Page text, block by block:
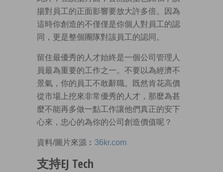
揚對員工的正面影響要放大許多倍。因為
這時你創造的不僅僅是你個人對員工的認
同，更是整個團隊對該員工的認同。
留住最優秀的人才始終是一個公司管理人
員最為重要的工作之一。不要以為經濟不
景氣，你的員工不敢辭職。既然肯花高價
從市場上挖來非常優秀的人才，那麼為甚
麼不能再多做一點工作讓他們真正的安下
心來，忠心的為你的公司創造價值呢？
資料/圖片來源︰ 36kr.com
支持EJ Tech